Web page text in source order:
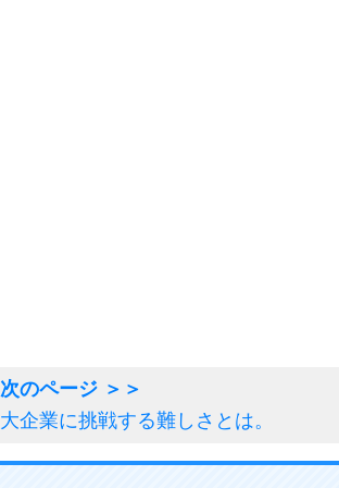
大企業に挑戦する難しさとは。